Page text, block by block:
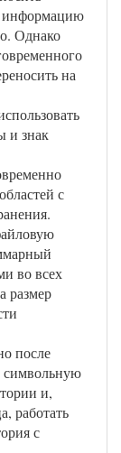
информацию
Однако
на
и знак
с
во всех
размер
после
символьную
и,
работать
с